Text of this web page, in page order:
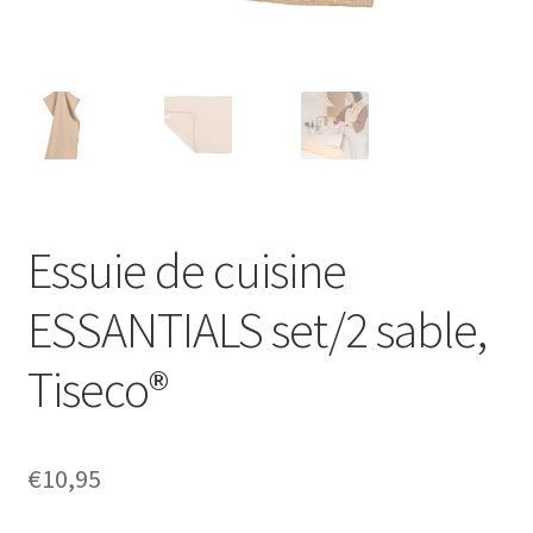
Essuie de cuisine
ESSANTIALS set/2 sable,
Tiseco®
€10,95